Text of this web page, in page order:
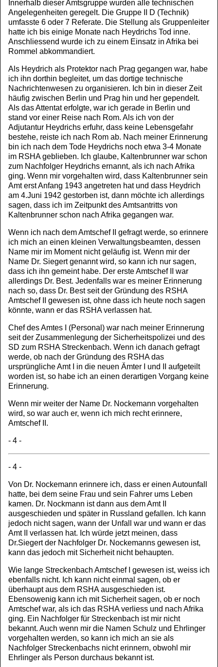
Innerhalb dieser Amtsgruppe wurden alle technischen
Angelegenheiten geregelt. Die Gruppe II D (Technik)
umfasste 6 oder 7 Referate. Die Stellung als Gruppenleiter
hatte ich bis einige Monate nach Heydrichs Tod inne.
Anschliessend wurde ich zu einem Einsatz in Afrika bei
Rommel abkommandiert.
Als Heydrich als Protektor nach Prag gegangen war, habe
ich ihn dorthin begleitet, um das dortige technische
Nachrichtenwesen zu organisieren. Ich bin in dieser Zeit
häufig zwischen Berlin und Prag hin und her gependelt.
Als das Attentat erfolgte, war ich gerade in Berlin und
stand vor einer Reise nach Rom. Als ich von der
Adjutantur Heydrichs erfuhr, dass keine Lebensgefahr
bestehe, reiste ich nach Rom ab. Nach meiner Erinnerung
bin ich nach dem Tode Heydrichs noch etwa 3-4 Monate
im RSHA geblieben. Ich glaube, Kaltenbrunner war schon
zum Nachfolger Heydrichs ernannt, als ich nach Afrika
ging. Wenn mir vorgehalten wird, dass Kaltenbrunner sein
Amt erst Anfang 1943 angetreten hat und dass Heydrich
am 4.Juni 1942 gestorben ist, dann möchte ich allerdings
sagen, dass ich im Zeitpunkt des Amtsantritts von
Kaltenbrunner schon nach Afrika gegangen war.
Wenn ich nach dem Amtschef II gefragt werde, so erinnere
ich mich an einen kleinen Verwaltungsbeamten, dessen
Name mir im Moment nicht geläufig ist. Wenn mir der
Name Dr. Siegert genannt wird, so kann ich nur sagen,
dass ich ihn gemeint habe. Der erste Amtschef II war
allerdings Dr. Best. Jedenfalls war es meiner Erinnerung
nach so, dass Dr. Best seit der Gründung des RSHA
Amtschef II gewesen ist, ohne dass ich heute noch sagen
könnte, wann er das RSHA verlassen hat.
Chef des Amtes I (Personal) war nach meiner Erinnerung
seit der Zusammenlegung der Sicherheitspolizei und des
SD zum RSHA Streckenbach. Wenn ich danach gefragt
werde, ob nach der Gründung des RSHA das
ursprüngliche Amt I in die neuen Ämter I und II aufgeteilt
worden ist, so habe ich an einen derartigen Vorgang keine
Erinnerung.
Wenn mir weiter der Name Dr. Nockemann vorgehalten
wird, so war auch er, wenn ich mich recht erinnere,
Amtschef II.
- 4 -
- 4 -
Von Dr. Nockemann erinnere ich, dass er einen Autounfall
hatte, bei dem seine Frau und sein Fahrer ums Leben
kamen. Dr. Nockmann ist dann aus dem Amt II
ausgeschieden und später in Russland gefallen. Ich kann
jedoch nicht sagen, wann der Unfall war und wann er das
Amt II verlassen hat. Ich würde jetzt meinen, dass
Dr.Siegert der Nachfolger Dr. Nockemanns gewesen ist,
kann das jedoch mit Sicherheit nicht behaupten.
Wie lange Streckenbach Amtschef I gewesen ist, weiss ich
ebenfalls nicht. Ich kann nicht einmal sagen, ob er
überhaupt aus dem RSHA ausgeschieden ist.
Ebensowenig kann ich mit Sicherheit sagen, ob er noch
Amtschef war, als ich das RSHA verliess und nach Afrika
ging. Ein Nachfolger für Streckenbach ist mir nicht
bekannt. Auch wenn mir die Namen Schulz und Ehrlinger
vorgehalten werden, so kann ich mich an sie als
Nachfolger Streckenbachs nicht erinnern, obwohl mir
Ehrlinger als Person durchaus bekannt ist.